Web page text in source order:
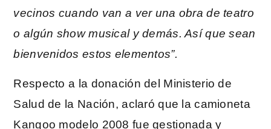
vecinos cuando van a ver una obra de teatro
o algún show musical y demás. Así que sean
bienvenidos estos elementos”.
Respecto a la donación del Ministerio de
Salud de la Nación, aclaró que la camioneta
Kangoo modelo 2008 fue gestionada y